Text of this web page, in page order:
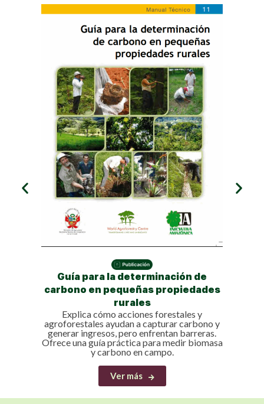
Guía para la determinación de
carbono en pequeñas propiedades
rurales
Explica cómo acciones forestales y
agroforestales ayudan a capturar carbono y
generar ingresos, pero enfrentan barreras.
Ofrece una guía práctica para medir biomasa
y carbono en campo.
Ver más